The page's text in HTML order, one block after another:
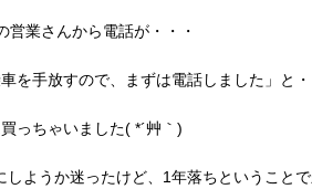
営業さんから電話が・・・
を手放すので、まずは電話しました」と
っちゃいました( *´艸｀)
ようか迷ったけど、1年落ちということ